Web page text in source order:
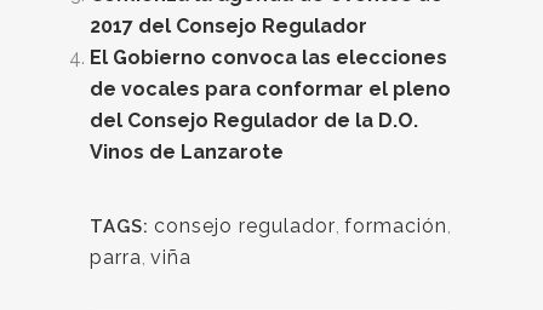
2017 del Consejo Regulador
El Gobierno convoca las elecciones
de vocales para conformar el pleno
del Consejo Regulador de la D.O.
Vinos de Lanzarote
TAGS: consejo regulador, formación,
parra, viña